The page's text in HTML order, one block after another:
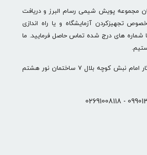
مجموعه پویش شیمی رسام البرز و دریافت
تجهیزکردن آزمایشگاه و یا راه اندازی
شماره های درج شده تماس حاصل فرمایید. ما
نشانی: کرج . بلوار یادگار امام نبش کوچه بلال 7 ساختمان نور هشتم
-
02691008118